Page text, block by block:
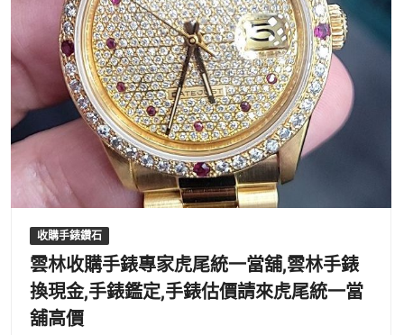
收購手錶鑽石
雲林收購手錶專家虎尾統一當舖,雲林手錶
換現金,手錶鑑定,手錶估價請來虎尾統一當
舖高價